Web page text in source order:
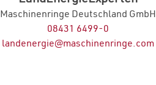
Maschinenringe Deutschland GmbH
08431 6499-0
landenergie@maschinenringe.com